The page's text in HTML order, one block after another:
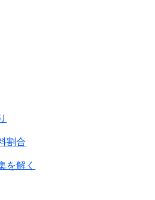
割合
を解く